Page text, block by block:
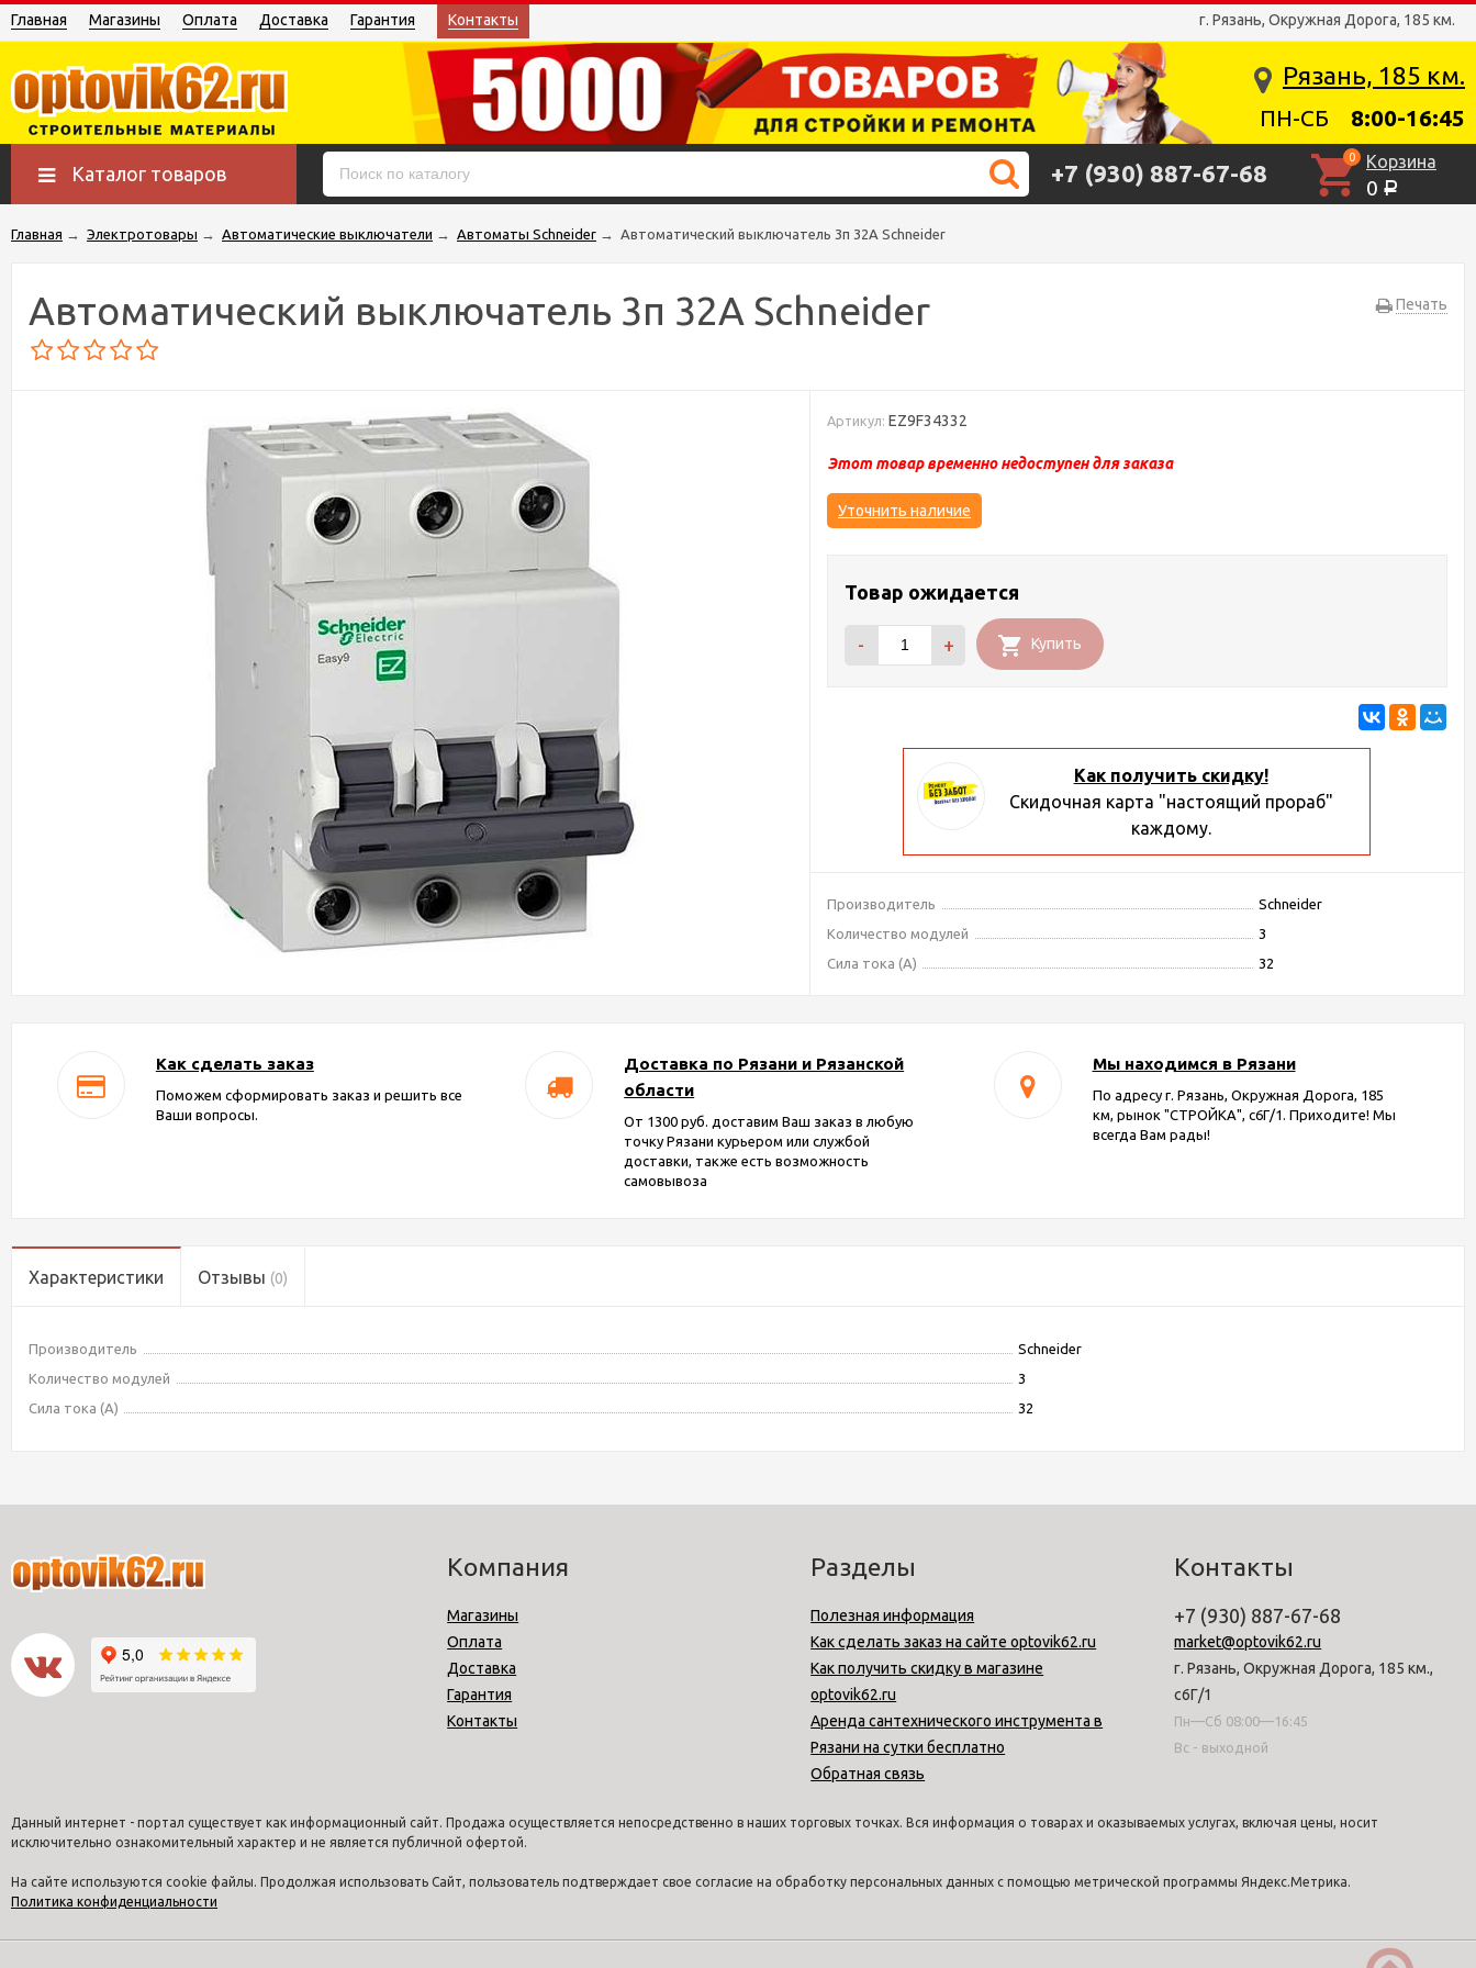
г. Рязань, Окружная Дорога, 185 км.
Главная Магазины Оплата Доставка Гарантия Контакты
Рязань, 185 км.
ПН-СБ 8:00-16:45
Каталог товаров +7 (930) 887-67-68
0 Корзина
0 Р
Главная → Электротовары → Автоматические выключатели → Автоматы Schneider → Автоматический выключатель 3п 32А Schneider
Печать
Автоматический выключатель 3п 32А Schneider
Артикул: EZ9F34332
Этот товар временно недоступен для заказа
Уточнить наличие
Товар ожидается
- + Купить
Как получить скидку!
Скидочная карта "настоящий прораб"
каждому.
Производитель
Schneider
Количество модулей
3
Сила тока (А)
32
Как сделать заказ
Поможем сформировать заказ и решить все
Ваши вопросы.
Доставка по Рязани и Рязанской
области
От 1300 руб. доставим Ваш заказ в любую
точку Рязани курьером или службой
доставки, также есть возможность
самовывоза
Мы находимся в Рязани
По адресу г. Рязань, Окружная Дорога, 185
км, рынок "СТРОЙКА", с6Г/1. Приходите! Мы
всегда Вам рады!
Характеристики Отзывы (0)
Производитель
Schneider
Количество модулей
3
Сила тока (А)
32
Компания
Магазины
Оплата
Доставка
Гарантия
Контакты
Разделы
Полезная информация
Как сделать заказ на сайте optovik62.ru
Как получить скидку в магазине
optovik62.ru
Аренда сантехнического инструмента в
Рязани на сутки бесплатно
Обратная связь
Контакты
+7 (930) 887-67-68
market@optovik62.ru
г. Рязань, Окружная Дорога, 185 км.,
с6Г/1
Пн—Сб 08:00—16:45
Вс - выходной
Данный интернет - портал существует как информационный сайт. Продажа осуществляется непосредственно в наших торговых точках. Вся информация о товарах и оказываемых услугах, включая цены, носит
исключительно ознакомительный характер и не является публичной офертой.
На сайте используются cookie файлы. Продолжая использовать Сайт, пользователь подтверждает свое согласие на обработку персональных данных с помощью метрической программы Яндекс.Метрика.
Политика конфиденциальности